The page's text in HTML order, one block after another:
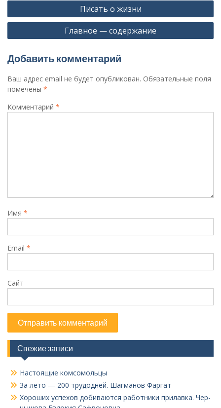
по
Писать о жизни
Главное — содержание
Добавить комментарий
Ваш адрес email не будет опубликован. Обязательные поля
помечены *
Комментарий *
Имя *
Email *
Сайт
Свежие записи
Настоящие комсомольцы
За лето — 200 трудодней. Шагманов Фаргат
Хороших успехов добиваются работники прилавка. Чер­